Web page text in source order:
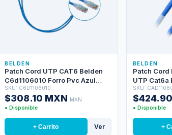
BELDEN
Patch Cord UTP CAT6 Belden
C6d1106010 Forro Pvc Azul
Cmr-riser 4 Pares Calibre
Conductor 28 Awg Diametro
Reducido Cobre Estañado
Multifilar Uso Interior Partes
Relacionadas:conectores
SKU: C6D1106010
$308.10 MXN MXN
● Disponible
+ Carrito Ver
BELDEN
Patch Cord
UTP Cat6a
/ Interior /
Awg / Forro
Metros
SKU:
● Disponible
+